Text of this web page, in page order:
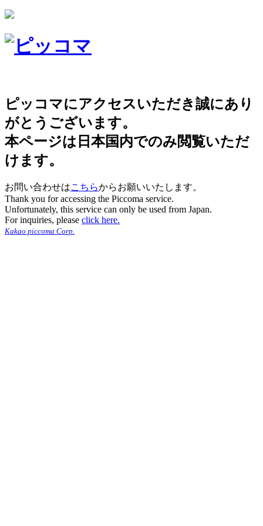
ピッコマにアクセスいただき誠にあり
がとうございます。
本ページは日本国内でのみ閲覧いただ
けます。
お問い合わせはこちらからお願いいたします。
Thank you for accessing the Piccoma service.
Unfortunately, this service can only be used from Japan.
For inquiries, please click here.
Kakao piccoma Corp.